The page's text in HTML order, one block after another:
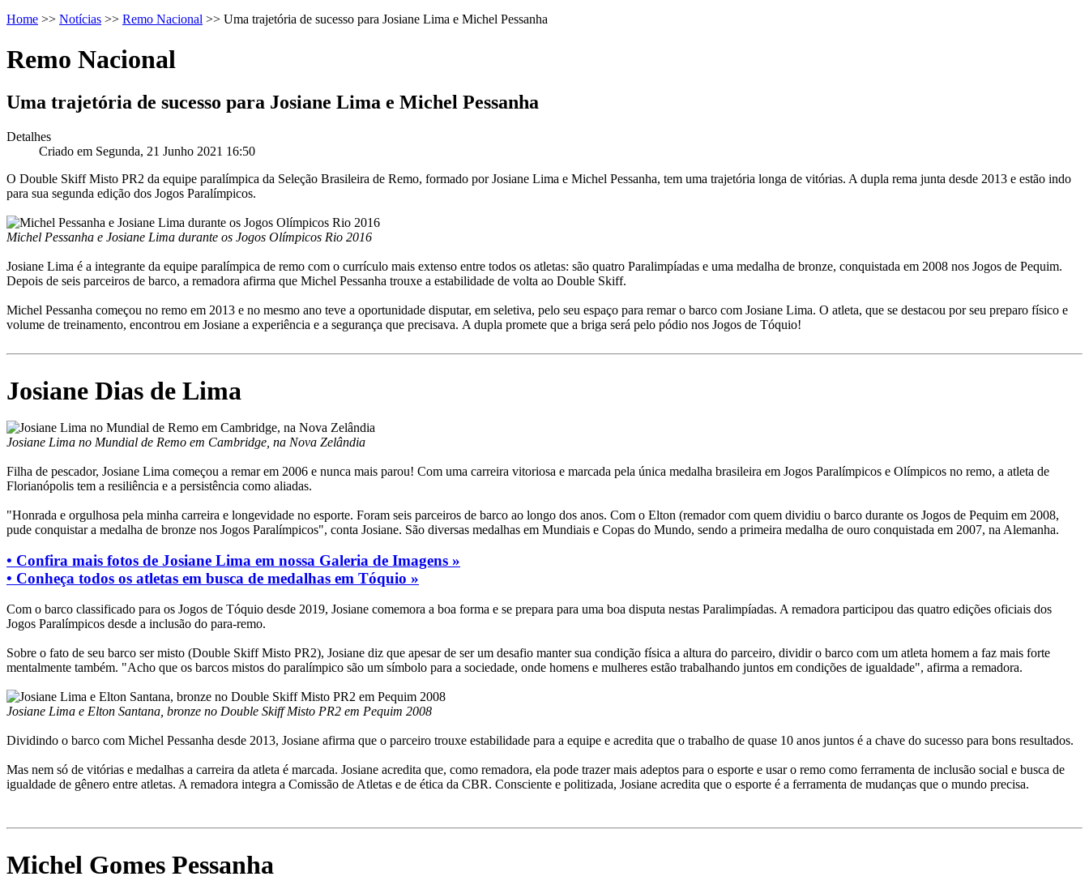
Home >> Notícias >> Remo Nacional >> Uma trajetória de sucesso para Josiane Lima e Michel Pessanha
Remo Nacional
Uma trajetória de sucesso para Josiane Lima e Michel Pessanha
Detalhes
Criado em Segunda, 21 Junho 2021 16:50
O Double Skiff Misto PR2 da equipe paralímpica da Seleção Brasileira de Remo, formado por Josiane Lima e Michel Pessanha, tem uma trajetória longa de vitórias. A dupla rema junta desde 2013 e estão indo
para sua segunda edição dos Jogos Paralímpicos.
Michel Pessanha e Josiane Lima durante os Jogos Olímpicos Rio 2016
Josiane Lima é a integrante da equipe paralímpica de remo com o currículo mais extenso entre todos os atletas: são quatro Paralimpíadas e uma medalha de bronze, conquistada em 2008 nos Jogos de Pequim.
Depois de seis parceiros de barco, a remadora afirma que Michel Pessanha trouxe a estabilidade de volta ao Double Skiff.
Michel Pessanha começou no remo em 2013 e no mesmo ano teve a oportunidade disputar, em seletiva, pelo seu espaço para remar o barco com Josiane Lima. O atleta, que se destacou por seu preparo físico e
volume de treinamento, encontrou em Josiane a experiência e a segurança que precisava. A dupla promete que a briga será pelo pódio nos Jogos de Tóquio!
Josiane Dias de Lima
Josiane Lima no Mundial de Remo em Cambridge, na Nova Zelândia
Filha de pescador, Josiane Lima começou a remar em 2006 e nunca mais parou! Com uma carreira vitoriosa e marcada pela única medalha brasileira em Jogos Paralímpicos e Olímpicos no remo, a atleta de
Florianópolis tem a resiliência e a persistência como aliadas.
"Honrada e orgulhosa pela minha carreira e longevidade no esporte. Foram seis parceiros de barco ao longo dos anos. Com o Elton (remador com quem dividiu o barco durante os Jogos de Pequim em 2008,
pude conquistar a medalha de bronze nos Jogos Paralímpicos", conta Josiane. São diversas medalhas em Mundiais e Copas do Mundo, sendo a primeira medalha de ouro conquistada em 2007, na Alemanha.
• Confira mais fotos de Josiane Lima em nossa Galeria de Imagens »
• Conheça todos os atletas em busca de medalhas em Tóquio »
Com o barco classificado para os Jogos de Tóquio desde 2019, Josiane comemora a boa forma e se prepara para uma boa disputa nestas Paralimpíadas. A remadora participou das quatro edições oficiais dos
Jogos Paralímpicos desde a inclusão do para-remo.
Sobre o fato de seu barco ser misto (Double Skiff Misto PR2), Josiane diz que apesar de ser um desafio manter sua condição física a altura do parceiro, dividir o barco com um atleta homem a faz mais forte
mentalmente também. "Acho que os barcos mistos do paralímpico são um símbolo para a sociedade, onde homens e mulheres estão trabalhando juntos em condições de igualdade", afirma a remadora.
Josiane Lima e Elton Santana, bronze no Double Skiff Misto PR2 em Pequim 2008
Dividindo o barco com Michel Pessanha desde 2013, Josiane afirma que o parceiro trouxe estabilidade para a equipe e acredita que o trabalho de quase 10 anos juntos é a chave do sucesso para bons resultados.
Mas nem só de vitórias e medalhas a carreira da atleta é marcada. Josiane acredita que, como remadora, ela pode trazer mais adeptos para o esporte e usar o remo como ferramenta de inclusão social e busca de
igualdade de gênero entre atletas. A remadora integra a Comissão de Atletas e de ética da CBR. Consciente e politizada, Josiane acredita que o esporte é a ferramenta de mudanças que o mundo precisa.
Michel Gomes Pessanha